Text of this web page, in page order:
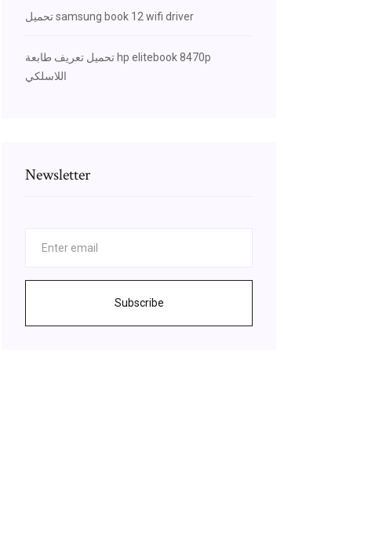
تحميل samsung book 12 wifi driver
تحميل تعريف طابعة hp elitebook 8470p
اللاسلكي
Newsletter
Subscribe